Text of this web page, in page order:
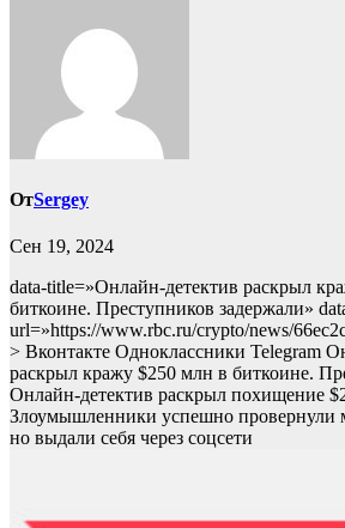
ОтSergey
Сен 19, 2024
data-title=»Онлайн-детектив раскрыл
биткоине. Преступников задержали»
url=»https://www.rbc.ru/crypto/news/
> Вконтакте Одноклассники Telegram
раскрыл кражу $250 млн в биткоине.
Онлайн-детектив раскрыл похищение
Злоумышленники успешно провернули
но выдали себя через соцсети